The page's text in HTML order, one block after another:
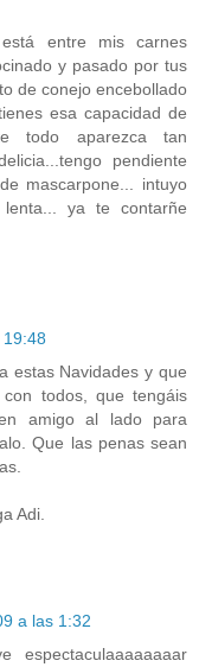
entre mis carnes
y pasado por tus
de conejo encebollado
esa capacidad de
todo aparezca tan
pendiente
mascarpone... intuyo
ya te contarñe
estas Navidades y que
todos, que tengáis
amigo al lado para
Que las penas sean
Adi.
a las 1:32
espectaculaaaaaaaar